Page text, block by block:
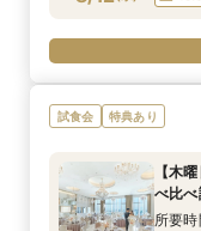
試食会 特典あり
【木
べ比
所要